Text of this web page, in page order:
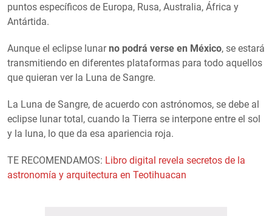
puntos específicos de Europa, Rusa, Australia, África y
Antártida.
Aunque el eclipse lunarno podrá verse en México, se estará
transmitiendo en diferentes plataformas para todo aquellos
que quieran ver la Luna de Sangre.
La Luna de Sangre, de acuerdo con astrónomos, se debe al
eclipse lunar total, cuando la Tierra se interpone entre el sol
y la luna, lo que da esa apariencia roja.
TE RECOMENDAMOS: Libro digital revela secretos de la
astronomía y arquitectura en Teotihuacan